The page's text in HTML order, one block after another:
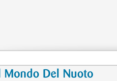
Il Mondo Del Nuoto